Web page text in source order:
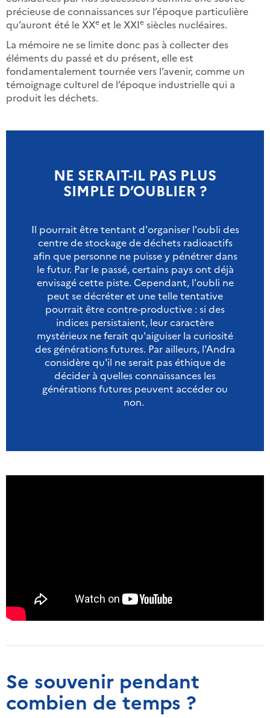
précieuse de connaissances sur l’époque particulière
qu’auront été le XXeet le XXIe siècles nucléaires.
La mémoire ne se limite donc pas à collecter des
éléments du passé et du présent, elle est
fondamentalement tournée vers l’avenir, comme un
témoignage culturel de l’époque industrielle qui a
produit les déchets.
NE SERAIT-IL PAS PLUS
SIMPLE D’OUBLIER ?
Il pourrait être tentant d'organiser l'oubli des
centre de stockage de déchets radioactifs
afin que personne ne puisse y pénétrer dans
le futur. Par le passé, certains pays ont déjà
envisagé cette piste. Cependant, l'oubli ne
peut se décréter et une telle tentative
pourrait être contre-productive : si des
indices persistaient, leur caractère
mystérieux ne ferait qu'aiguiser la curiosité
des générations futures. Par ailleurs, l'Andra
considère qu'il ne serait pas éthique de
décider à quelles connaissances les
générations futures peuvent accéder ou
non.
Se souvenir pendant
combien de temps ?